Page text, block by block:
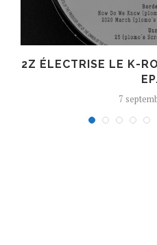
2Z ÉLECTRISE LE K-
7